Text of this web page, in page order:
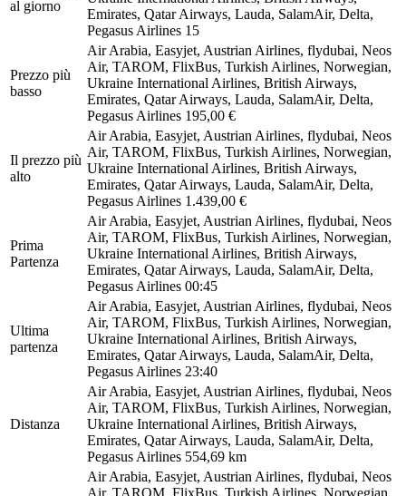
al giorno
Emirates, Qatar Airways, Lauda, SalamAir, Delta,
Pegasus Airlines 15
Prezzo più
basso
Air Arabia, Easyjet, Austrian Airlines, flydubai, Neos
Air, TAROM, FlixBus, Turkish Airlines, Norwegian,
Ukraine International Airlines, British Airways,
Emirates, Qatar Airways, Lauda, SalamAir, Delta,
Pegasus Airlines 195,00 €
Il prezzo più
alto
Air Arabia, Easyjet, Austrian Airlines, flydubai, Neos
Air, TAROM, FlixBus, Turkish Airlines, Norwegian,
Ukraine International Airlines, British Airways,
Emirates, Qatar Airways, Lauda, SalamAir, Delta,
Pegasus Airlines 1.439,00 €
Prima
Partenza
Air Arabia, Easyjet, Austrian Airlines, flydubai, Neos
Air, TAROM, FlixBus, Turkish Airlines, Norwegian,
Ukraine International Airlines, British Airways,
Emirates, Qatar Airways, Lauda, SalamAir, Delta,
Pegasus Airlines 00:45
Ultima
partenza
Air Arabia, Easyjet, Austrian Airlines, flydubai, Neos
Air, TAROM, FlixBus, Turkish Airlines, Norwegian,
Ukraine International Airlines, British Airways,
Emirates, Qatar Airways, Lauda, SalamAir, Delta,
Pegasus Airlines 23:40
Distanza
Air Arabia, Easyjet, Austrian Airlines, flydubai, Neos
Air, TAROM, FlixBus, Turkish Airlines, Norwegian,
Ukraine International Airlines, British Airways,
Emirates, Qatar Airways, Lauda, SalamAir, Delta,
Pegasus Airlines 554,69 km
Air Arabia, Easyjet, Austrian Airlines, flydubai, Neos
Air, TAROM, FlixBus, Turkish Airlines, Norwegian,